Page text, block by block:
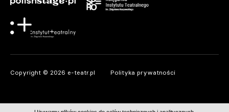
Copyright © 2026 e-teatr.pl Polityka prywatności